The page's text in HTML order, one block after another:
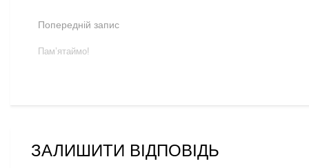
Попередній запис
Пам’ятаймо!
ЗАЛИШИТИ ВІДПОВІДЬ